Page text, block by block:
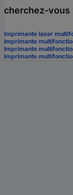
cherchez-vous
Imprimante laser
Imprimante
Imprimante
Imprimante